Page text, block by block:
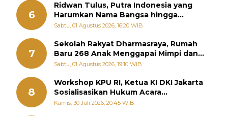
6
Ridwan Tulus, Putra Indonesia yang
Harumkan Nama Bangsa hingga
Diabadikan dalam Buku Jepang
Sabtu, 01 Agustus 2026, 16:20 WIB
7
Sekolah Rakyat Dharmasraya, Rumah
Baru 268 Anak Menggapai Mimpi dan
Memutus Rantai Kemiskinan
Sabtu, 01 Agustus 2026, 19:10 WIB
8
Workshop KPU RI, Ketua KI DKI Jakarta
Sosialisasikan Hukum Acara
Penyelesaian Sengketa Informasi Publik
Kamis, 30 Juli 2026, 20:45 WIB